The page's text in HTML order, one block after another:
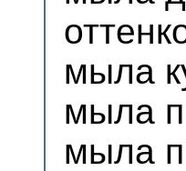
мыла
мыла
мыла